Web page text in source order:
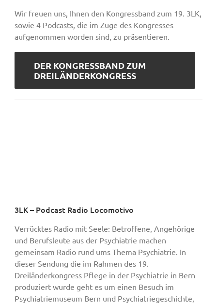
Wir freuen uns, Ihnen den Kongressband zum 19. 3LK,
sowie 4 Podcasts, die im Zuge des Kongresses
aufgenommen worden sind, zu präsentieren.
DER KONGRESSBAND ZUM
DREILÄNDERKONGRESS
3LK – Podcast Radio Locomotivo
Verrücktes Radio mit Seele: Betroffene, Angehörige
und Berufsleute aus der Psychiatrie machen
gemeinsam Radio rund ums Thema Psychiatrie. In
dieser Sendung die im Rahmen des 19.
Dreiländerkongress Pflege in der Psychiatrie in Bern
produziert wurde geht es um einen Besuch im
Psychiatriemuseum Bern und Psychiatriegeschichte,